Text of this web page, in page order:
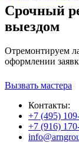
Срочный
выездом
Отремонтируем
оформлении
Вызвать мастера
Контакты:
+7 (495)
+7 (916)